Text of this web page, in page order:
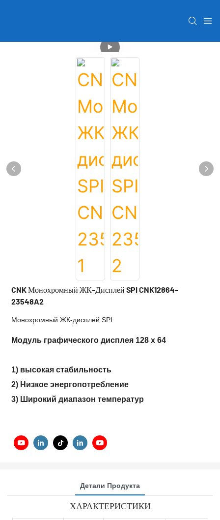
CNK Монохромный ЖК-Дисплей SPI CNK12864-
23548A2
Монохромный ЖК-дисплей SPI
Модуль графического дисплея 128 x 64
1) высокая стабильность
2) Низкое энергопотребление
3) Широкий диапазон температур
Детали Продукта
ХАРАКТЕРИСТИКИ